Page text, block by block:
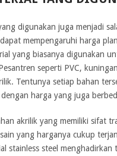
digunakan juga menjadi
mempengaruhi harga
yang biasanya digunakan
seperti PVC,
Tentunya setiap bahan
harga yang juga
akrilik yang memiliki sifat
yang harganya cukup
stainless steel menghadirkan